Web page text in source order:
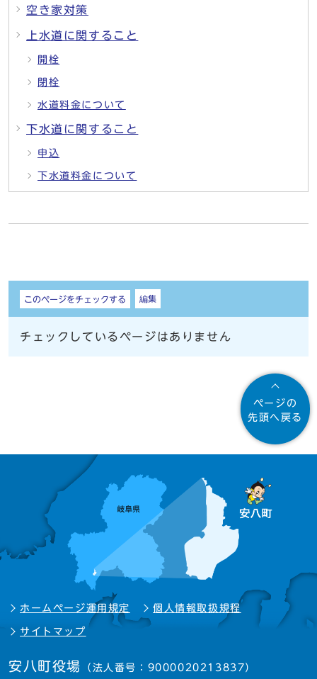
空き家対策
上水道に関すること
開栓
閉栓
水道料金について
下水道に関すること
申込
下水道料金について
しおり
このページをチェックする 編集
チェックしているページはありません
ページの
先頭へ戻る
ホームページ運用規定 個人情報取扱規程
サイトマップ
安八町役場 （法人番号：9000020213837）